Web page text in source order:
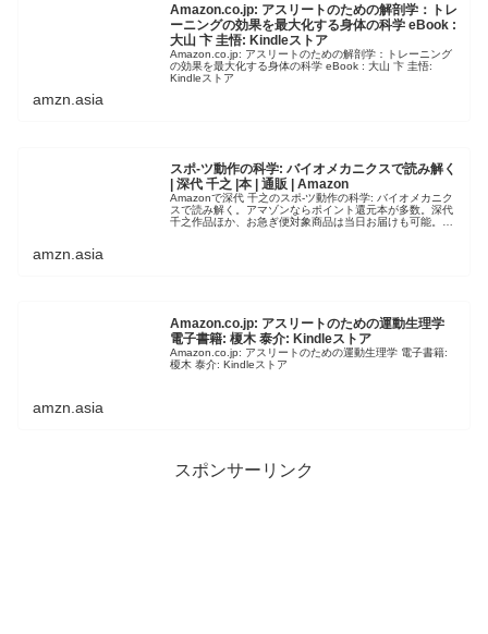
Amazon.co.jp: アスリートのための解剖学：トレ
ーニングの効果を最大化する身体の科学 eBook :
大山 卞 圭悟: Kindleストア
Amazon.co.jp: アスリートのための解剖学：トレーニング
の効果を最大化する身体の科学 eBook : 大山 卞 圭悟:
Kindleストア
amzn.asia
スポ-ツ動作の科学: バイオメカニクスで読み解く
| 深代 千之 |本 | 通販 | Amazon
Amazonで深代 千之のスポ-ツ動作の科学: バイオメカニク
スで読み解く。アマゾンならポイント還元本が多数。深代
千之作品ほか、お急ぎ便対象商品は当日お届けも可能。ま
amzn.asia
Amazon.co.jp: アスリートのための運動生理学
電子書籍: 榎木 泰介: Kindleストア
Amazon.co.jp: アスリートのための運動生理学 電子書籍:
榎木 泰介: Kindleストア
amzn.asia
スポンサーリンク